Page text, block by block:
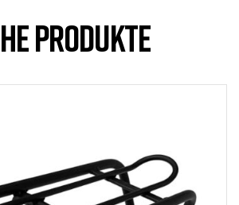
Produkte